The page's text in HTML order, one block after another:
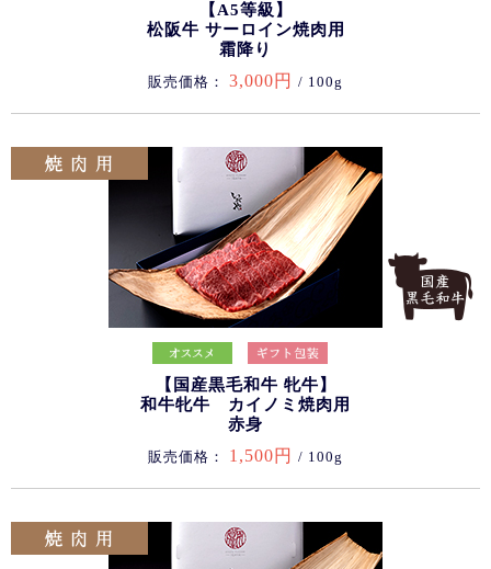
【A5等級】
松阪牛 サーロイン焼肉用
霜降り
販売価格： 3,000円 / 100g
【国産黒毛和牛 牝牛】
和牛牝牛 カイノミ焼肉用
赤身
販売価格： 1,500円 / 100g